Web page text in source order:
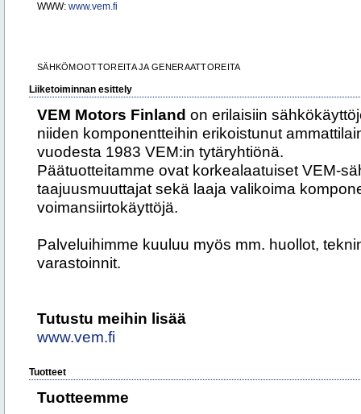
WWW: www.vem.fi
SÄHKÖMOOTTOREITA JA GENERAATTOREITA
Liiketoiminnan esittely
VEM Motors Finland on erilaisiin
niiden komponentteihin erikoistunut
vuodesta 1983 VEM:in tytäryhtiönä.
Päätuotteitamme ovat korkealaatuiset VEM-
taajuusmuuttajat sekä laaja valikoima
voimansiirtokäyttöjä.
Palveluihimme kuuluu myös mm. huollot,
varastoinnit.
Tutustu meihin lisää
www.vem.fi
Tuotteet
Tuotteemme